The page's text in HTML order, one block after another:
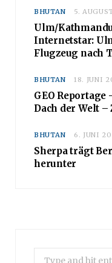
BHUTAN 5.
Ulm/
Internetstar:
Flugzeug nach
BHUTAN 18. JUNI
GEO
Dach der Welt
BHUTAN 6. JUNI
Sherpa trägt
herunter